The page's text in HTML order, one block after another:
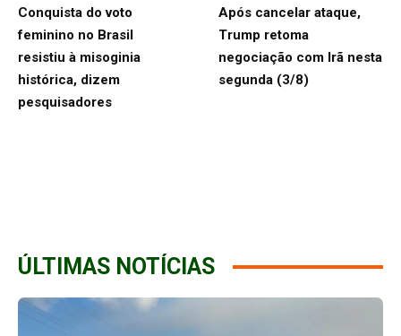
Conquista do voto
feminino no Brasil
resistiu à misoginia
histórica, dizem
pesquisadores
Após cancelar ataque,
Trump retoma
negociação com Irã nesta
segunda (3/8)
ÚLTIMAS NOTÍCIAS